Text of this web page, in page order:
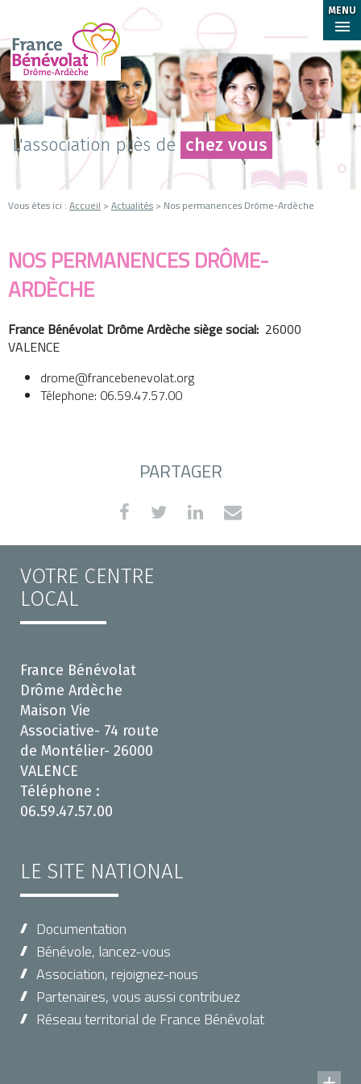
MENU
L'association près de chez vous
Vous êtes ici : Accueil > Actualités > Nos permanences Drôme-Ardèche
NOS PERMANENCES DRÔME-
ARDÈCHE
France Bénévolat Drôme Ardèche siège social: 26000
VALENCE
drome@francebenevolat.org
Télephone: 06.59.47.57.00
PARTAGER
VOTRE CENTRE
LOCAL
France Bénévolat
Drôme Ardèche
Maison Vie
Associative- 74 route
de Montélier- 26000
VALENCE
Téléphone :
06.59.47.57.00
LE SITE NATIONAL
Documentation
Bénévole, lancez-vous
Association, rejoignez-nous
Partenaires, vous aussi contribuez
Réseau territorial de France Bénévolat